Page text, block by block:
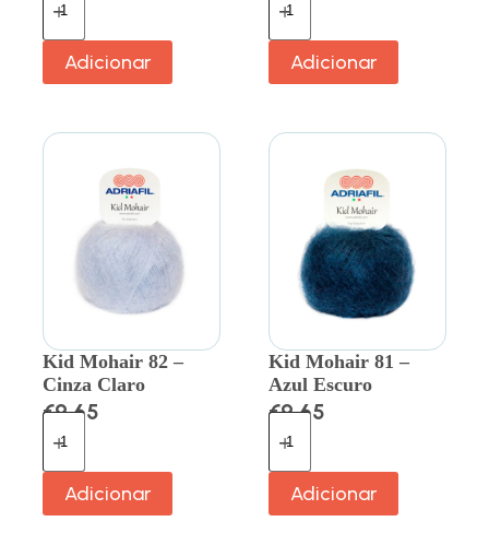
Adicionar Adicionar
Kid Mohair 82 –
Cinza Claro
€9.65
Adicionar
Kid Mohair 81 –
Azul Escuro
€9.65
Adicionar